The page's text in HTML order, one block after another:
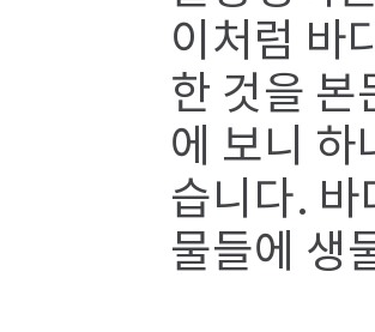
이처럼 바
한 것을 본
에 보니 하
습니다. 바
물들에 생